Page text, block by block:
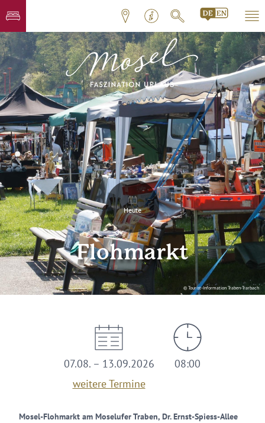
© Tourist-Information Traben-Trarbach
Heute
Flohmarkt
07.08. – 13.09.2026
weitere Termine
08:00
Mosel-Flohmarkt am Moselufer Traben, Dr. Ernst-Spiess-Allee